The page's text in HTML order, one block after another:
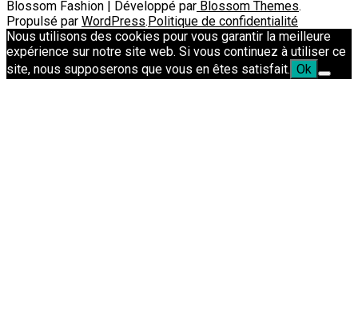
Blossom Fashion | Développé par Blossom Themes.
Propulsé par WordPress.Politique de confidentialité
Nous utilisons des cookies pour vous garantir la meilleure
expérience sur notre site web. Si vous continuez à utiliser ce
site, nous supposerons que vous en êtes satisfait. Ok